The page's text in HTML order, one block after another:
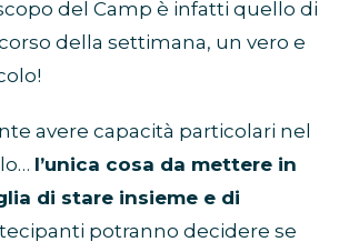
del Camp è infatti quello di
della settimana, un vero e
avere capacità particolari nel
l’unica cosa da mettere in
di stare insieme e di
potranno decidere se